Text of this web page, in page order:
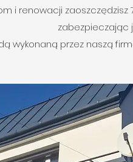
i renowacji
zabezpieczając
wykonaną przez naszą